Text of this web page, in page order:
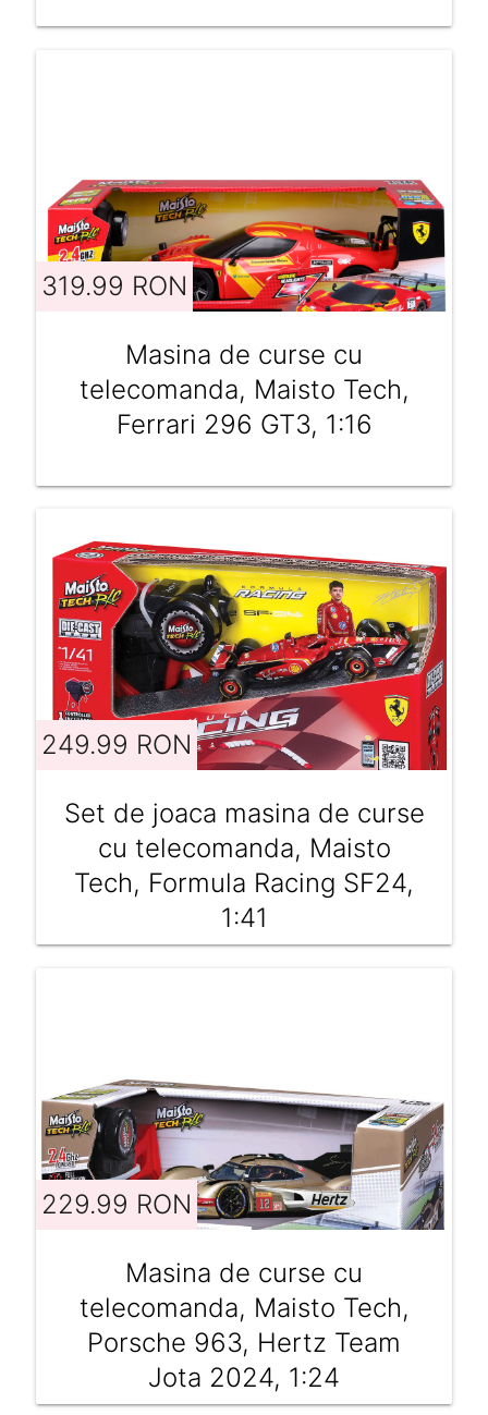
319.99 RON
Masina de curse cu
telecomanda, Maisto Tech,
Ferrari 296 GT3, 1:16
249.99 RON
Set de joaca masina de curse
cu telecomanda, Maisto
Tech, Formula Racing SF24,
1:41
229.99 RON
Masina de curse cu
telecomanda, Maisto Tech,
Porsche 963, Hertz Team
Jota 2024, 1:24